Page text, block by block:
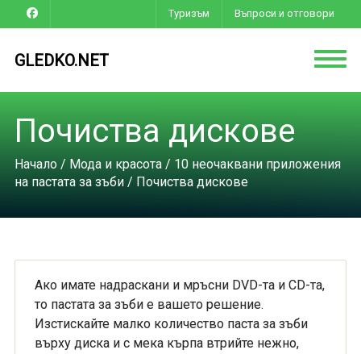
Туризъм Въпроси и отговори
GLEDKO.NET
Почиства дискове
Начало/ Мода и красота/ 10 неочаквани приложения
на пастата за зъби/ Почиства дискове
Ако имате надраскани и мръсни DVD-та и CD-та,
то пастата за зъби е вашето решение.
Изстискайте малко количество паста за зъби
върху диска и с мека кърпа втрийте нежно,